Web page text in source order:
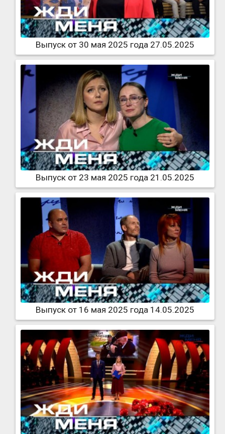
Выпуск от 30 мая 2025 года 27.05.2025
Выпуск от 23 мая 2025 года 21.05.2025
Выпуск от 16 мая 2025 года 14.05.2025